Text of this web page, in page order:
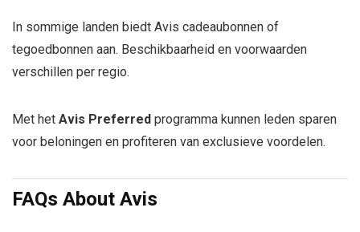
In sommige landen biedt Avis cadeaubonnen of
tegoedbonnen aan. Beschikbaarheid en voorwaarden
verschillen per regio.
Met het Avis Preferred programma kunnen leden sparen
voor beloningen en profiteren van exclusieve voordelen.
FAQs About Avis